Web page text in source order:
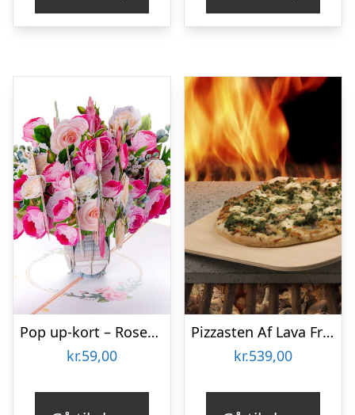
Pop up-kort – Rosenbuket
kr.59,00
Pizzasten Af Lava Fra Etna
kr.539,00